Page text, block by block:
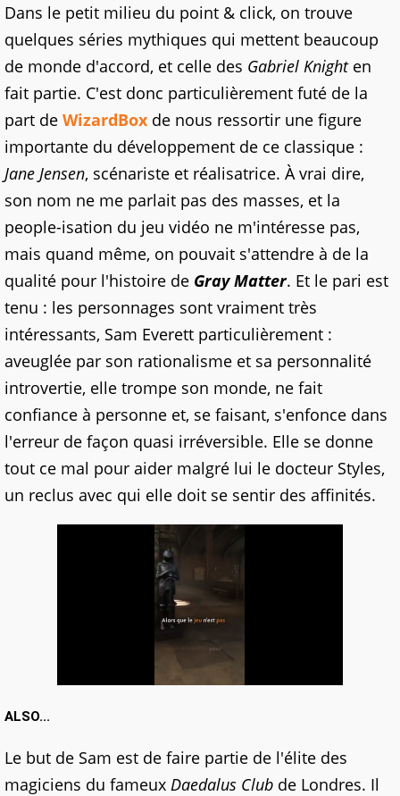
Dans le petit milieu du point & click, on trouve
quelques séries mythiques qui mettent beaucoup
de monde d'accord, et celle des Gabriel Knighten
fait partie. C'est donc particulièrement futé de la
part de WizardBox de nous ressortir une figure
importante du développement de ce classique :
Jane Jensen, scénariste et réalisatrice. À vrai dire,
son nom ne me parlait pas des masses, et la
people-isation du jeu vidéo ne m'intéresse pas,
mais quand même, on pouvait s'attendre à de la
qualité pour l'histoire de Gray Matter. Et le pari est
tenu : les personnages sont vraiment très
intéressants, Sam Everett particulièrement :
aveuglée par son rationalisme et sa personnalité
introvertie, elle trompe son monde, ne fait
confiance à personne et, se faisant, s'enfonce dans
l'erreur de façon quasi irréversible. Elle se donne
tout ce mal pour aider malgré lui le docteur Styles,
un reclus avec qui elle doit se sentir des affinités.
ALSO...
Le but de Sam est de faire partie de l'élite des
magiciens du fameux Daedalus Club de Londres. Il